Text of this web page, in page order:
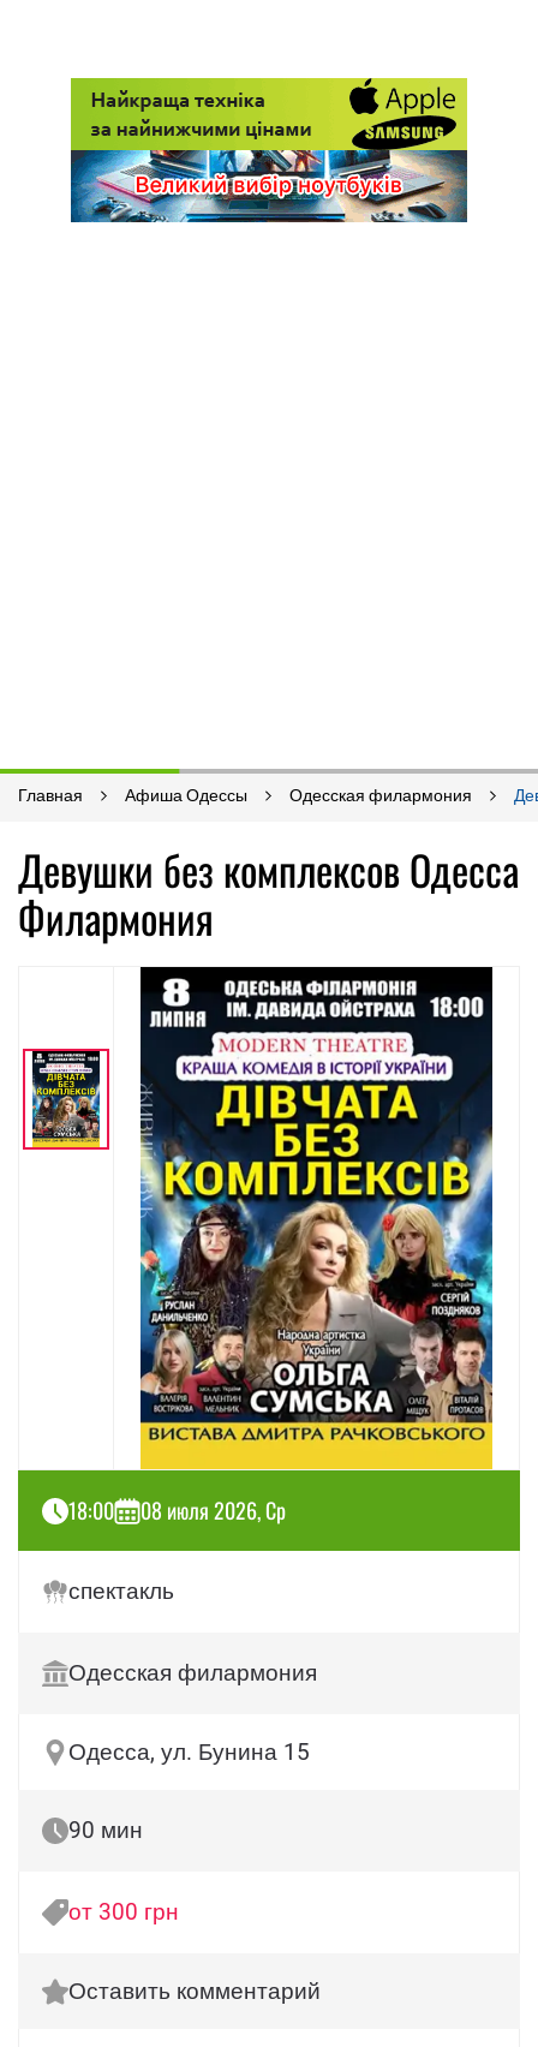
Главная Афиша Одессы Одесская филармония
Девушки без комплексов Одесса
Филармония
18:00 08 июля 2026, Ср
спектакль
Одесская филармония
Одесса, ул. Бунина 15
90 мин
от 300 грн
Оставить комментарий